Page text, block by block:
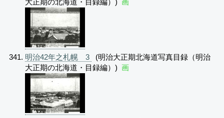
大正期の北海道・目録編）) 画
明治42年之札幌 3
(明治大正期北海道写真目録（明治
大正期の北海道・目録編）) 画